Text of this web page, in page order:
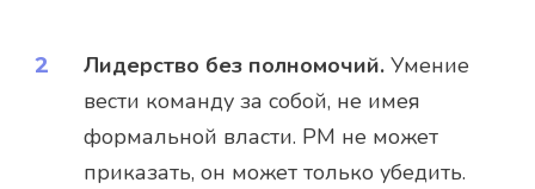
Лидерство без полномочий. Умение
вести команду за собой, не имея
формальной власти. PM не может
приказать, он может только убедить.